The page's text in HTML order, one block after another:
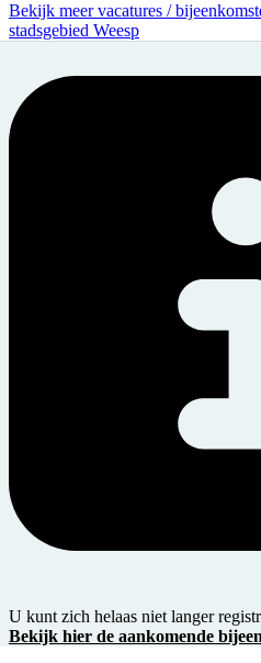
Bekijk meer vacatures /
stadsgebied Weesp
U kunt zich helaas niet langer
Bekijk hier de aankomende